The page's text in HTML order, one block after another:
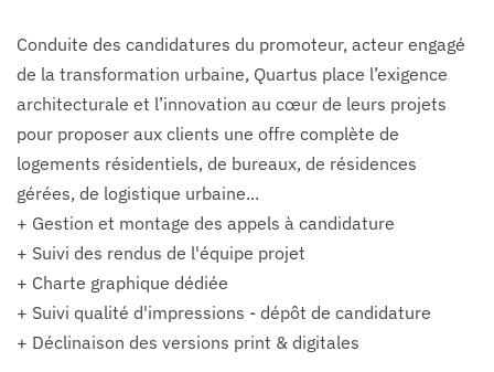
Conduite des candidatures du promoteur, acteur engagé
de la transformation urbaine, Quartus place l’exigence
architecturale et l’innovation au cœur de leurs projets
pour proposer aux clients une offre complète de
logements résidentiels, de bureaux, de résidences
gérées, de logistique urbaine...
+ Gestion et montage des appels à candidature
+ Suivi des rendus de l'équipe projet
+ Charte graphique dédiée
+ Suivi qualité d'impressions - dépôt de candidature
+ Déclinaison des versions print & digitales